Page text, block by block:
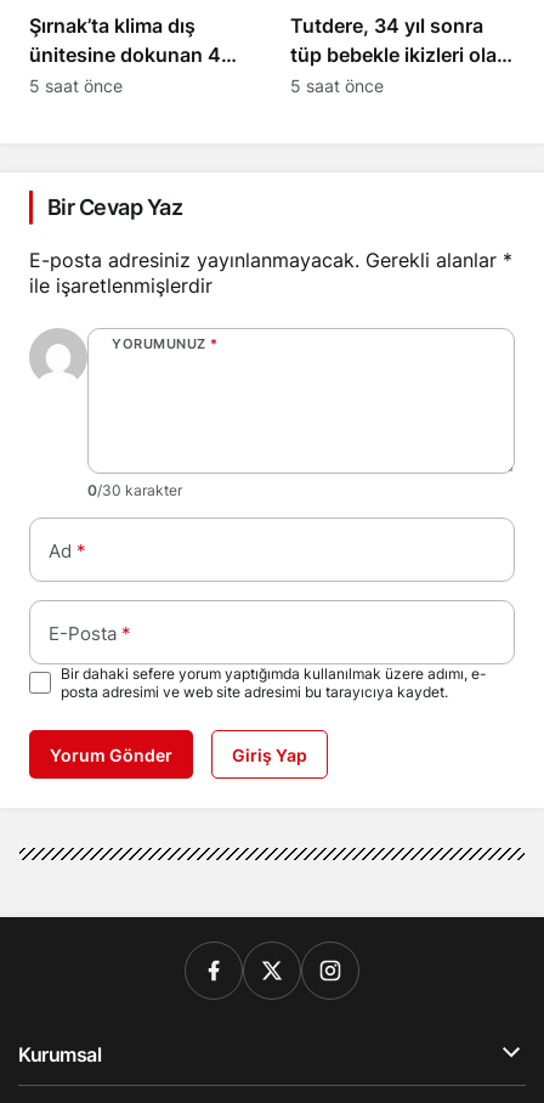
Şırnak’ta klima dış
ünitesine dokunan 4
yaşındaki Miraç hayatını
5 saat önce
Tutdere, 34 yıl sonra
tüp bebekle ikizleri olan
aileyi ziyaret etti
5 saat önce
Bir Cevap Yaz
E-posta adresiniz yayınlanmayacak. Gerekli alanlar *
ile işaretlenmişlerdir
YORUMUNUZ *
0/30 karakter
Ad *
E-Posta *
Bir dahaki sefere yorum yaptığımda kullanılmak üzere adımı, e-
posta adresimi ve web site adresimi bu tarayıcıya kaydet.
Yorum Gönder Giriş Yap
Kurumsal